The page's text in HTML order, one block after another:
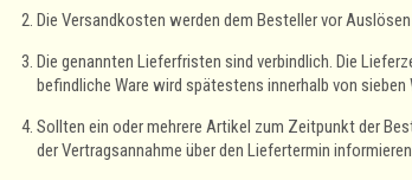
Die Versandkosten werden dem Besteller vor
Die genannten Lieferfristen sind verbindlich. Die
befindliche Ware wird spätestens innerhalb von
Sollten ein oder mehrere Artikel zum Zeitpunkt der
der Vertragsannahme über den Liefertermin